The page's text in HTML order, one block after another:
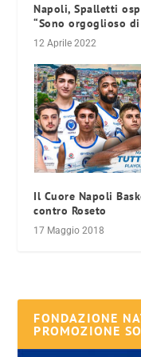
Napoli, Spalletti
“Sono orgoglioso
12 Aprile 2022
Il Cuore Napoli
contro Roseto
17 Maggio 2018
FONDAZIONE
PROMOZIONE